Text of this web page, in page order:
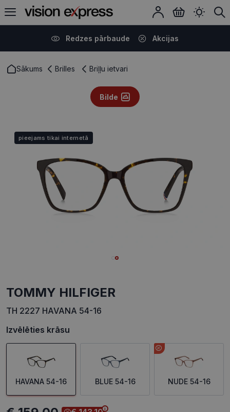
Redzes pārbaude Akcijas
Sākums Brilles Briļļu ietvari
Bilde
pieejams tikai internetā
TOMMY HILFIGER
TH 2227 HAVANA 54-16
Izvēlēties krāsu
HAVANA 54-16 BLUE 54-16 NUDE 54-16